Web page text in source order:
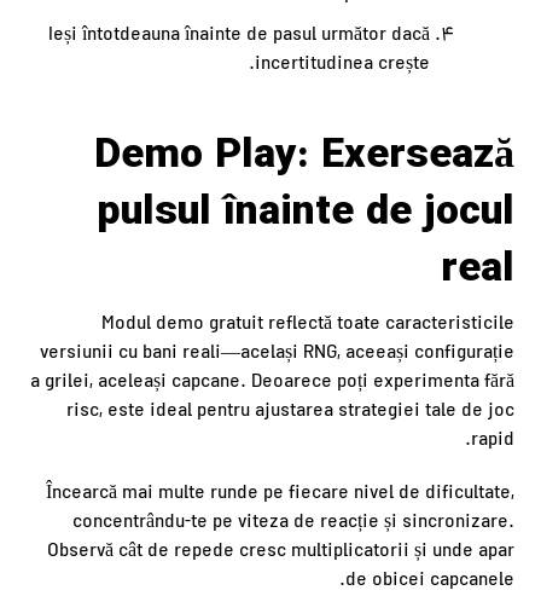
Ieși întotdeauna înainte de pasul următor dacă
incertitudinea crește.
Demo Play: Exersează
pulsul înainte de jocul
real
Modul demo gratuit reflectă toate caracteristicile
versiunii cu bani reali—același RNG, aceeași configurație
a grilei, aceleași capcane. Deoarece poți experimenta fără
risc, este ideal pentru ajustarea strategiei tale de joc
rapid.
Încearcă mai multe runde pe fiecare nivel de dificultate,
concentrându-te pe viteza de reacție și sincronizare.
Observă cât de repede cresc multiplicatorii și unde apar
de obicei capcanele.